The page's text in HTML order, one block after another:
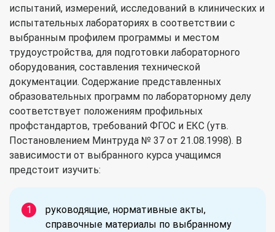
испытаний, измерений, исследований в клинических и
испытательных лабораториях в соответствии с
выбранным профилем программы и местом
трудоустройства, для подготовки лабораторного
оборудования, составления технической
документации. Содержание представленных
образовательных программ по лабораторному делу
соответствует положениям профильных
профстандартов, требований ФГОС и ЕКС (утв.
Постановлением Минтруда № 37 от 21.08.1998). В
зависимости от выбранного курса учащимся
предстоит изучить:
руководящие, нормативные акты,
справочные материалы по выбранному